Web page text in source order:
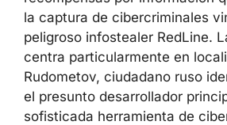
la captura de cibercriminales
peligroso infostealer RedLine.
centra particularmente en
Rudometov, ciudadano ruso
el presunto desarrollador
sofisticada herramienta de